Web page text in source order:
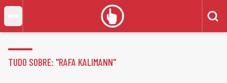
TUDO SOBRE: "RAFA KALIMANN"